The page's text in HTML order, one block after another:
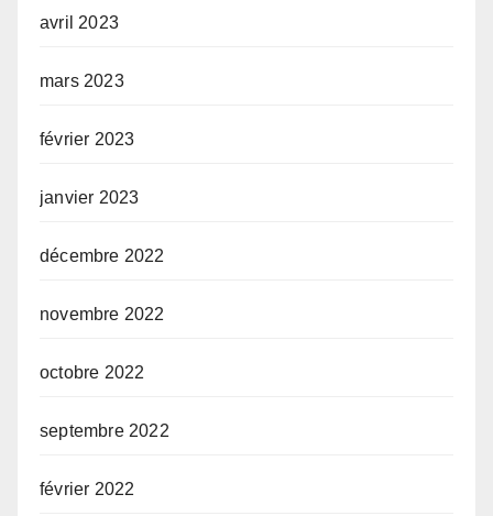
avril 2023
mars 2023
février 2023
janvier 2023
décembre 2022
novembre 2022
octobre 2022
septembre 2022
février 2022